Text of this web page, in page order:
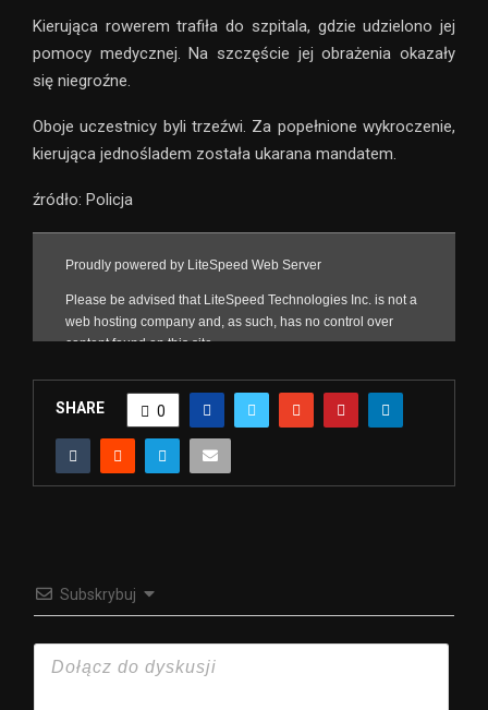
Kierująca rowerem trafiła do szpitala, gdzie udzielono jej
pomocy medycznej. Na szczęście jej obrażenia okazały
się niegroźne.
Oboje uczestnicy byli trzeźwi. Za popełnione wykroczenie,
kierująca jednośladem została ukarana mandatem.
źródło: Policja
SHARE 0
Subskrybuj